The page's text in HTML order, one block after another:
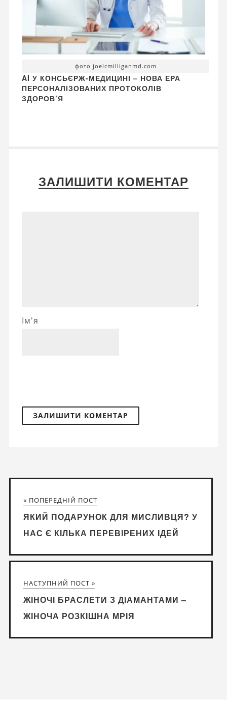
фото joelcmilliganmd.com
AI У КОНСЬЄРЖ-МЕДИЦИНІ – НОВА ЕРА
ПЕРСОНАЛІЗОВАНИХ ПРОТОКОЛІВ
ЗДОРОВ’Я
ЗАЛИШИТИ КОМЕНТАР
Ім'я
« ПОПЕРЕДНІЙ ПОСТ
ЯКИЙ ПОДАРУНОК ДЛЯ МИСЛИВЦЯ? У
НАС Є КІЛЬКА ПЕРЕВІРЕНИХ ІДЕЙ
НАСТУПНИЙ ПОСТ »
ЖІНОЧІ БРАСЛЕТИ З ДІАМАНТАМИ –
ЖІНОЧА РОЗКІШНА МРІЯ